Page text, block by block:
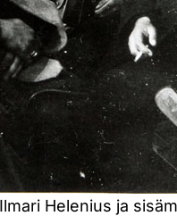
Helenius ja